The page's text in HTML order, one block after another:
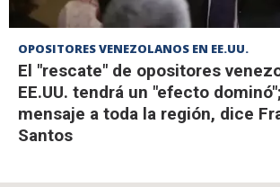
OPOSITORES VENEZOLANOS EN EE.UU.
El "rescate" de opositores
EE.UU. tendrá un "efecto
mensaje a toda la región, dice
Santos